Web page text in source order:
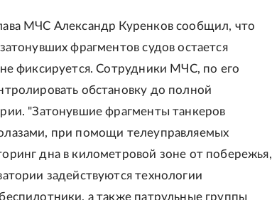
МЧС Александр Куренков сообщил, что
фрагментов судов остается
фиксируется. Сотрудники МЧС, по его
обстановку до полной
"Затонувшие фрагменты танкеров
при помощи телеуправляемых
дна в километровой зоне от побережья,
задействуются технологии
а также патрульные группы